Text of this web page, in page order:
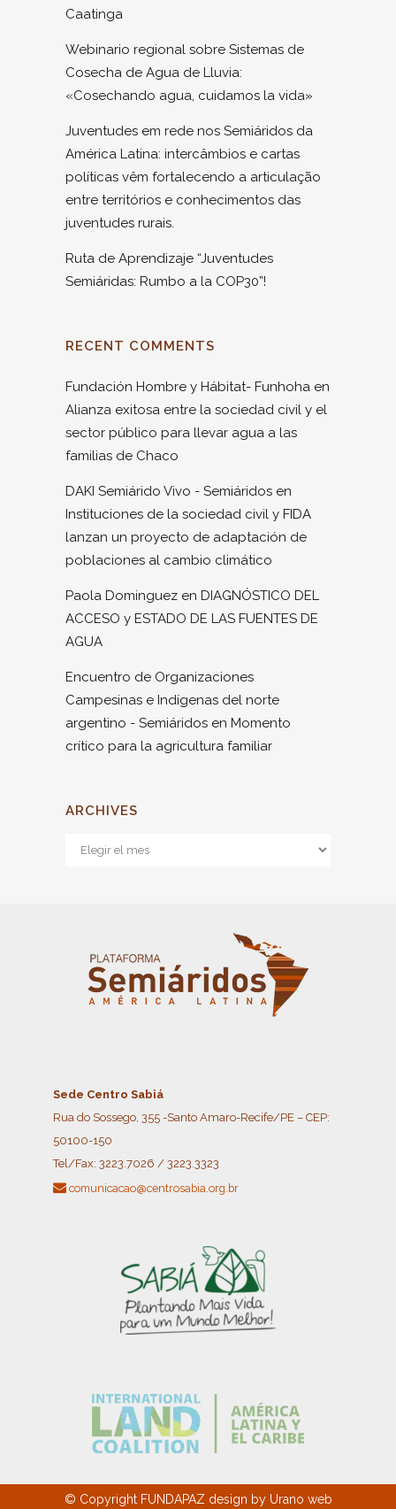
Caatinga
Webinario regional sobre Sistemas de
Cosecha de Agua de Lluvia:
«Cosechando agua, cuidamos la vida»
Juventudes em rede nos Semiáridos da
América Latina: intercâmbios e cartas
políticas vêm fortalecendo a articulação
entre territórios e conhecimentos das
juventudes rurais.
Ruta de Aprendizaje “Juventudes
Semiáridas: Rumbo a la COP30”!
RECENT COMMENTS
Fundación Hombre y Hábitat- Funhoha en
Alianza exitosa entre la sociedad civil y el
sector público para llevar agua a las
familias de Chaco
DAKI Semiárido Vivo - Semiáridos en
Instituciones de la sociedad civil y FIDA
lanzan un proyecto de adaptación de
poblaciones al cambio climático
Paola Dominguez en DIAGNÓSTICO DEL
ACCESO y ESTADO DE LAS FUENTES DE
AGUA
Encuentro de Organizaciones
Campesinas e Indígenas del norte
argentino - Semiáridos en Momento
crítico para la agricultura familiar
ARCHIVES
Archives
Sede Centro Sabiá
Rua do Sossego, 355 -Santo Amaro-Recife/PE – CEP:
50100-150
Tel/Fax: 3223.7026 / 3223.3323
comunicacao@centrosabia.org.br
© Copyright FUNDAPAZ design by Urano web